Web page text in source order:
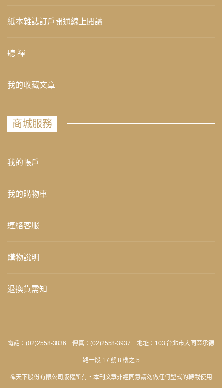
紙本雜誌訂戶開通線上閱讀
聽 禪
我的收藏文章
商城服務
我的帳戶
我的購物車
連絡客服
購物說明
退換貨需知
電話：(02)2558-3836 傳真：(02)2558-3937 地址：103 台北市大同區承德
路一段 17 號 8 樓之 5
禪天下股份有限公司版權所有‧本刊文章非經同意請勿做任何型式的轉載使用